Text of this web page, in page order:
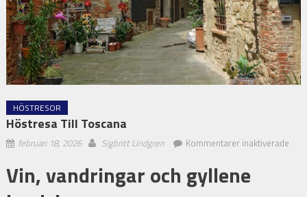
HÖSTRESOR
Höstresa Till Toscana
februari 18, 2026 Sigbritt Lindgren Kommentarer inaktiveradeför
Vin, vandringar och gyllene